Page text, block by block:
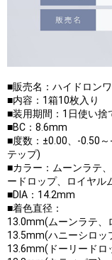
■販売名：ハイドロン
■内容：1箱10枚入り
■装用期間：1日使い捨
■BC：8.6mm
■度数：±0.00、-0.50
テップ)
■カラー：ムーンラテ
ードロップ、ロイヤル
■DIA：14.2mm
■着色直径：
13.0mm(ムーンラテ、
13.5mm(ハニーシロッ
13.6mm(ドーリードロ